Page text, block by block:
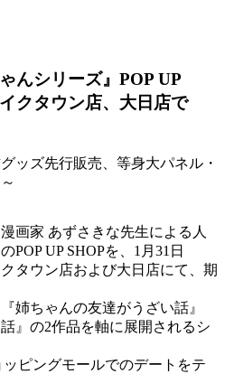
んシリーズ』POP UP
クタウン店、大日店で
ッズ先行販売、等身大パネル・
画家 あずさきな先生による人
POP UP SHOPを、1月31日
タウン店および大日店にて、期
姉ちゃんの友達がうざい話』
』の2作品を軸に展開されるシ
ッピングモールでのデートをテ